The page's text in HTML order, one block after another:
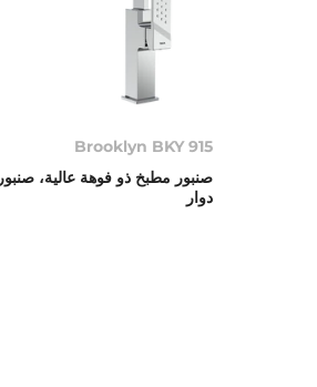
Brooklyn BKY 915
صنبور مطبخ ذو فوهة عالية، صنبور
دوار